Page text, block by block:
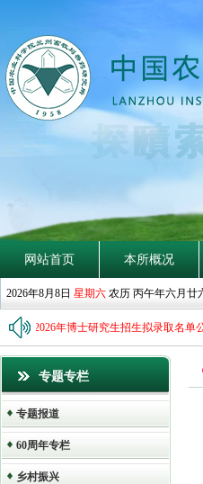
网站首页 本所概况
2026年8月8日 星期六 农历 丙午年六月廿
所2026年博士研究生招生拟录取名单公
专题专栏
专题报道
60周年专栏
乡村振兴